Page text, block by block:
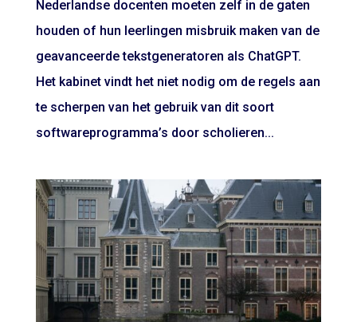
Nederlandse docenten moeten zelf in de gaten
houden of hun leerlingen misbruik maken van de
geavanceerde tekstgeneratoren als ChatGPT.
Het kabinet vindt het niet nodig om de regels aan
te scherpen van het gebruik van dit soort
softwareprogramma’s door scholieren...